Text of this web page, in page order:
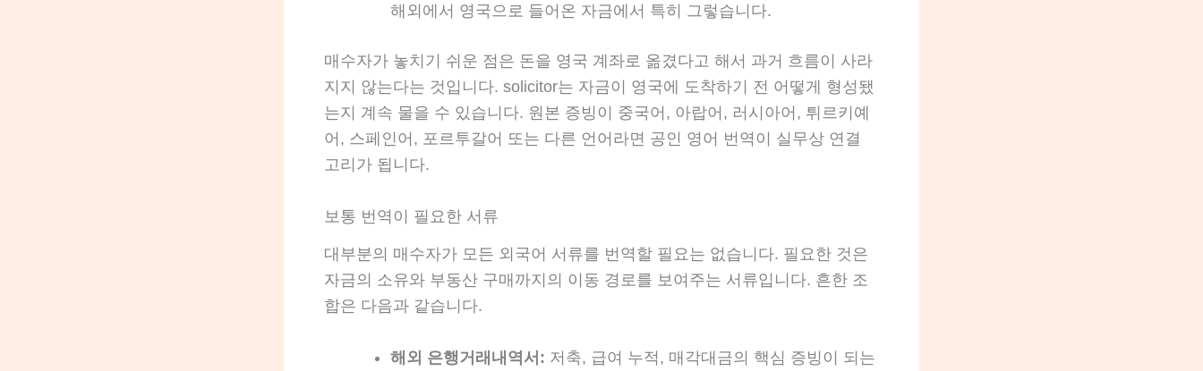
해외에서 영국으로 들어온 자금에서 특히 그렇습니다.
매수자가 놓치기 쉬운 점은 돈을 영국 계좌로 옮겼다고 해서 과거 흐름이 사라
지지 않는다는 것입니다. solicitor는 자금이 영국에 도착하기 전 어떻게 형성됐
는지 계속 물을 수 있습니다. 원본 증빙이 중국어, 아랍어, 러시아어, 튀르키예
어, 스페인어, 포르투갈어 또는 다른 언어라면 공인 영어 번역이 실무상 연결
고리가 됩니다.
보통 번역이 필요한 서류
대부분의 매수자가 모든 외국어 서류를 번역할 필요는 없습니다. 필요한 것은
자금의 소유와 부동산 구매까지의 이동 경로를 보여주는 서류입니다. 흔한 조
합은 다음과 같습니다.
해외 은행거래내역서: 저축, 급여 누적, 매각대금의 핵심 증빙이 되는